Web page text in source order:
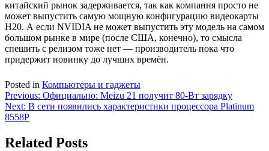
китайский рынок задерживается, так как компания просто не
может выпустить самую мощную конфигурацию видеокарты
H20. А если NVIDIA не может выпустить эту модель на самом
большом рынке в мире (после США, конечно), то смысла
спешить с релизом тоже нет — производитель пока что
придержит новинку до лучших времён.
Posted in Компьютеры и гаджеты
Навигация
по
Previous: Официально: Meizu 21 получит 80-Вт зарядку
Next: В сети появились характеристики процессора Platinum
8558P
Related Posts